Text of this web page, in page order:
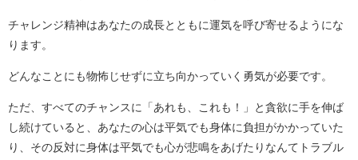
チャレンジ精神はあなたの成長とともに運気を呼び寄せるようにな
ります。
どんなことにも物怖じせずに立ち向かっていく勇気が必要です。
ただ、すべてのチャンスに「あれも、これも！」と貪欲に手を伸ば
し続けていると、あなたの心は平気でも身体に負担がかかっていた
り、その反対に身体は平気でも心が悲鳴をあげたりなんてトラブル